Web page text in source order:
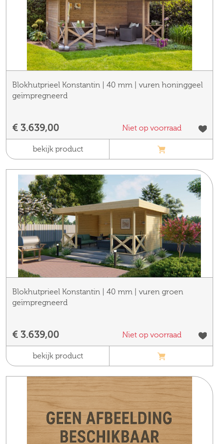
Blokhutprieel Konstantin | 40 mm | vuren honinggeel
geïmpregneerd
€ 3.639,00 Niet op voorraad
bekijk product
Blokhutprieel Konstantin | 40 mm | vuren groen
geïmpregneerd
€ 3.639,00 Niet op voorraad
bekijk product